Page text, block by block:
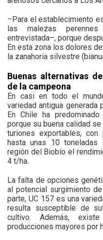
–Para el establecimiento
las malezas
entrevistada–, porque
En esta zona los dolores
la zanahoria silvestre
Buenas alternativas
de la campeona
En casi en todo el
variedad antigua generada
En Chile ha
porque su buena calidad
turiones exportables,
hasta unas 10 toneladas
región del Biobío el
4 t/ha.
La falta de opciones
al potencial surgimiento
parte, UC 157 es una
resulta susceptible de
cultivo. Además,
producciones mayores por